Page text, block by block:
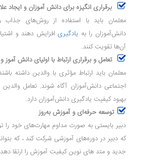
برقراری انگیزه برای دانش آموزان و ایجاد
معلمان باید با استفاده از روش‌های جذاب
دانش‌آموزان را به یادگیریافزایش دهند و
آن‌ها تقویت کنند.
تعامل و برقراری ارتباط با اولیای دانش آموز
معلمان باید ارتباط مؤثری با والدین داشته
اجتماعی دانش‌آموزان آگاه شوند. تعامل والدین
بهبود کیفیت یادگیری دانش‌آموزان دارد.
توسعه حرفه‌ای و آموزش به‌روز
دبیر بایستی به‌ صورت مداوم مهارت‌های خود
که دبیر در دوره‌های آموزشی شرکت کند ، که
جدید و متد های نوین کیفیت آموزش را ارتقا